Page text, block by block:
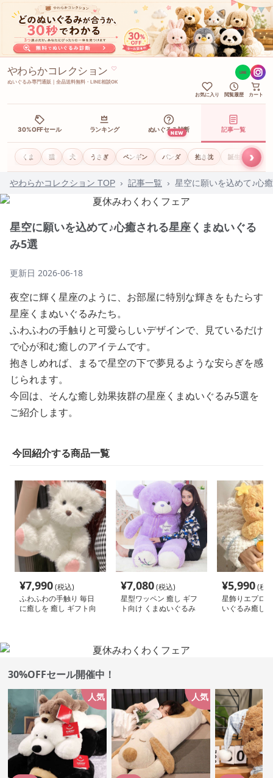
やわらかコレクション ♡
ぬいぐるみ専門通販｜全品送料無料・LINE相談OK
LINE
お気に入り 閲覧履歴 カート
30%OFFセール ランキング ぬいぐるみ診断
NEW 記事一覧
くま 猫 犬 うさぎ ペンギン パンダ 抱き枕 誕生日ギフト
›
やわらかコレクション TOP › 記事一覧 › 星空に願いを込めて♪心
星空に願いを込めて♪心癒される星座くまぬいぐる
み5選
更新日 2026-06-18
夜空に輝く星座のように、お部屋に特別な輝きをもたらす
星座くまぬいぐるみたち。
ふわふわの手触りと可愛らしいデザインで、見ているだけ
で心が和む癒しのアイテムです。
抱きしめれば、まるで星空の下で夢見るような安らぎを感
じられます。
今回は、そんな癒し効果抜群の星座くまぬいぐるみ5選を
ご紹介します。
今回紹介する商品一覧
¥7,990(税込)
ふわふわの手触り 毎日
に癒しを 癒し ギフト向
¥7,080(税込)
星型ワッペン 癒し ギフ
ト向け くまぬいぐるみ
¥5,990(税
星飾りエプロ
いぐるみ癒し
30%OFFセール開催中！
人気 人気